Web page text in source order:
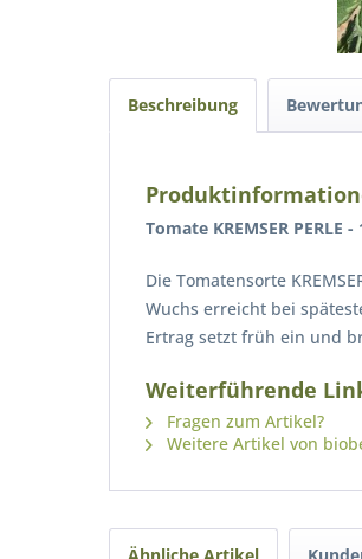
Beschreibung
Tomate KREMSER PERLE
Die Tomatensorte
Wuchs erreicht bei
Ertrag setzt früh ein und
Weiterführende
Fragen zum Artikel?
Weitere Artikel von